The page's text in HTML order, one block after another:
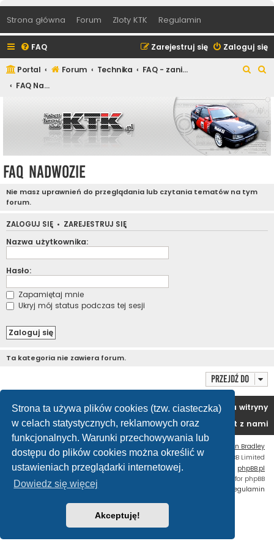
Strona ta używa plików cookies (tzw. ciasteczka)
w celach statystycznych, reklamowych oraz
funkcjonalnych. Warunki przechowywania lub
dostępu do plików cookies można określić w
ustawieniach przeglądarki internetowej.
Dowiedz się więcej
Akceptuję!
Strona główna Forum Zloty KTK Regulamin
FAQ Zaloguj się
Zarejestruj się
Portal Forum Technika
FAQ - zanim napiszesz jakiegokolwiek posta z zapytaniem
FAQ Nadwozie
u
k
a
u
k
a
j
FAQ Nadwozie
Nie masz uprawnień do przeglądania lub czytania tematów na tym
forum.
ZALOGUJ SIĘ • ZAREJESTRUJ SIĘ
Nazwa użytkownika:
Hasło:
Zapamiętaj mnie
Ukryj mój status podczas tej sesji
Ta kategoria nie zawiera forum.
Przejdź do
Portal Forum
Usuń ciasteczka witryny
Kontakt z nami
Flat Style by
Ian Bradley
Technologię dostarczaphpBB® Forum Software © phpBB Limited
Polski pakiet językowy dostarcza phpBB.pl
extension for phpBB
Regulamin